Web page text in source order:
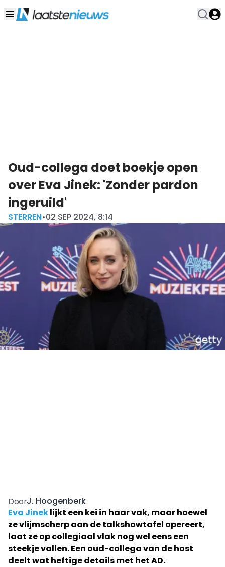
Oud-collega doet boekje open
over Eva Jinek: 'Zonder pardon
ingeruild'
STERREN•02 SEP 2024, 8:14
DoorJ. Hoogenberk
Eva Jineklijkt een kei in haar vak, maar hoewel
ze vlijmscherp aan de talkshowtafel opereert,
laat ze op collegiaal vlak nog wel eens een
steekje vallen. Een oud-collega van de host
deelt wat heftige details met het AD.